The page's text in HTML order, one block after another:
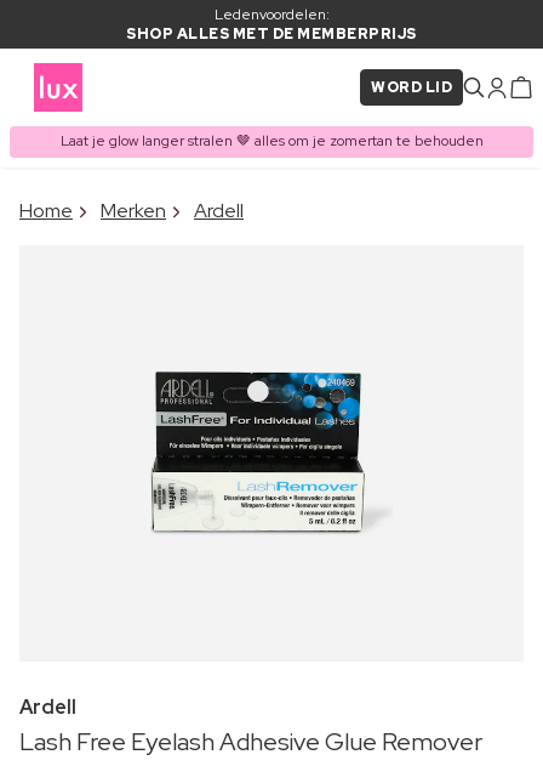
Ledenvoordelen:
SHOP ALLES MET DE MEMBERPRIJS
WORD LID
Laat je glow langer stralen 🤎 alles om je zomertan te behouden
ITEM TOEGEVOEGD AAN
Home Merken Ardell
Ardell
Lash Free Eyelash Adhesive Glue Remover